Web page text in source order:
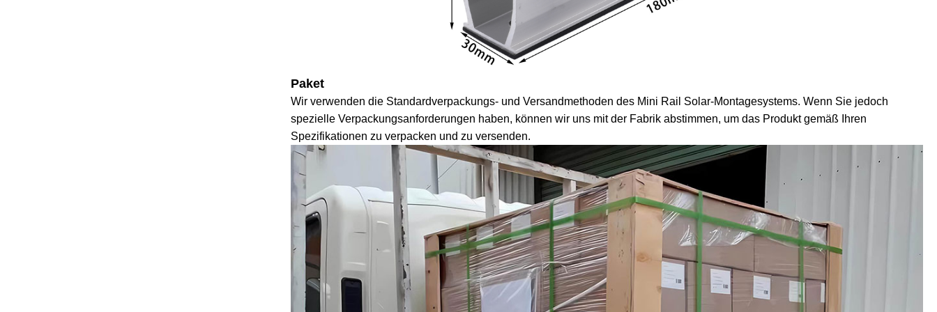
Paket
Wir verwenden die Standardverpackungs- und Versandmethoden des Mini Rail Solar-Montagesystems. Wenn Sie jedoch
spezielle Verpackungsanforderungen haben, können wir uns mit der Fabrik abstimmen, um das Produkt gemäß Ihren
Spezifikationen zu verpacken und zu versenden.